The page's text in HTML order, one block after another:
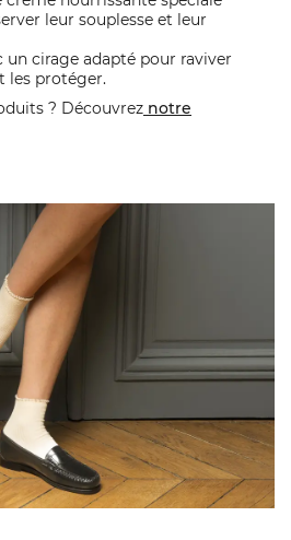
leur souplesse et leur
un cirage adapté pour raviver
les protéger.
? Découvrez notre